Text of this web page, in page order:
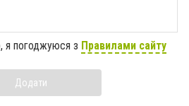
я погоджуюся з Правилами сайту
Додати